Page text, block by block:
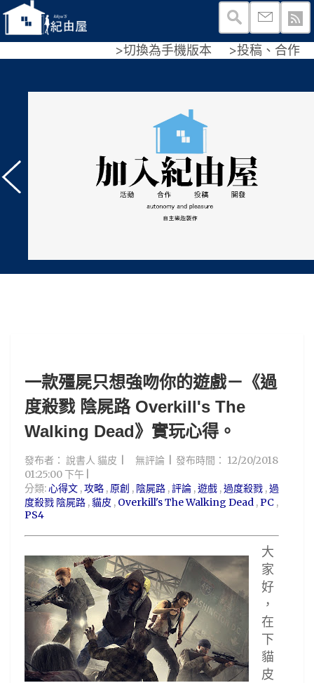
>切換為手機版本 >投稿、合作
一款殭屍只想強吻你的遊戲－《過
度殺戮 陰屍路 Overkill's The
Walking Dead》實玩心得。
發布者： 說書人 貓皮 無評論 發布時間： 12/20/2018
01:25:00 下午
分類:心得文 ,攻略 , 原創 , 陰屍路 ,評論 ,遊戲 ,過度殺戮 ,過
度殺戮 陰屍路 ,貓皮 , Overkill's The Walking Dead ,PC ,
PS4
大
家
好
，
在
下
貓
皮